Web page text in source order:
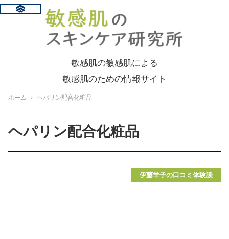
敏感肌の敏感肌による
敏感肌のための情報サイト
ホーム ヘパリン配合化粧品
ヘパリン配合化粧品
伊藤羊子の口コミ体験談